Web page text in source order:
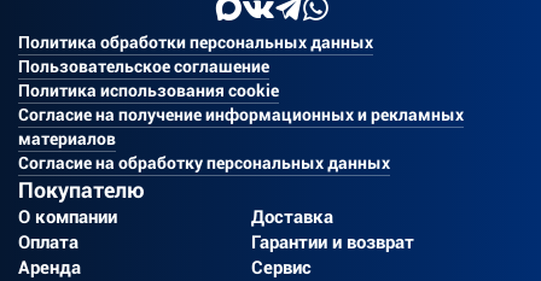
Политика обработки персональных данных
Пользовательское соглашение
Политика использования cookie
Согласие на получение информационных и рекламных
материалов
Согласие на обработку персональных данных
Покупателю
О компании
Доставка
Оплата
Гарантии и возврат
Аренда
Сервис